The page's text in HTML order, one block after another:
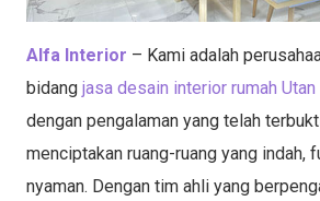
Alfa Interior – Kami adalah
bidang jasa desain interior rumah Utan
dengan pengalaman yang telah
menciptakan ruang-ruang yang indah,
nyaman. Dengan tim ahli yang